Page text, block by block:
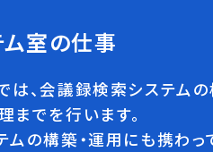
室の仕事
は、会議録検索システム
までを行います。
の構築・運用にも携わっ